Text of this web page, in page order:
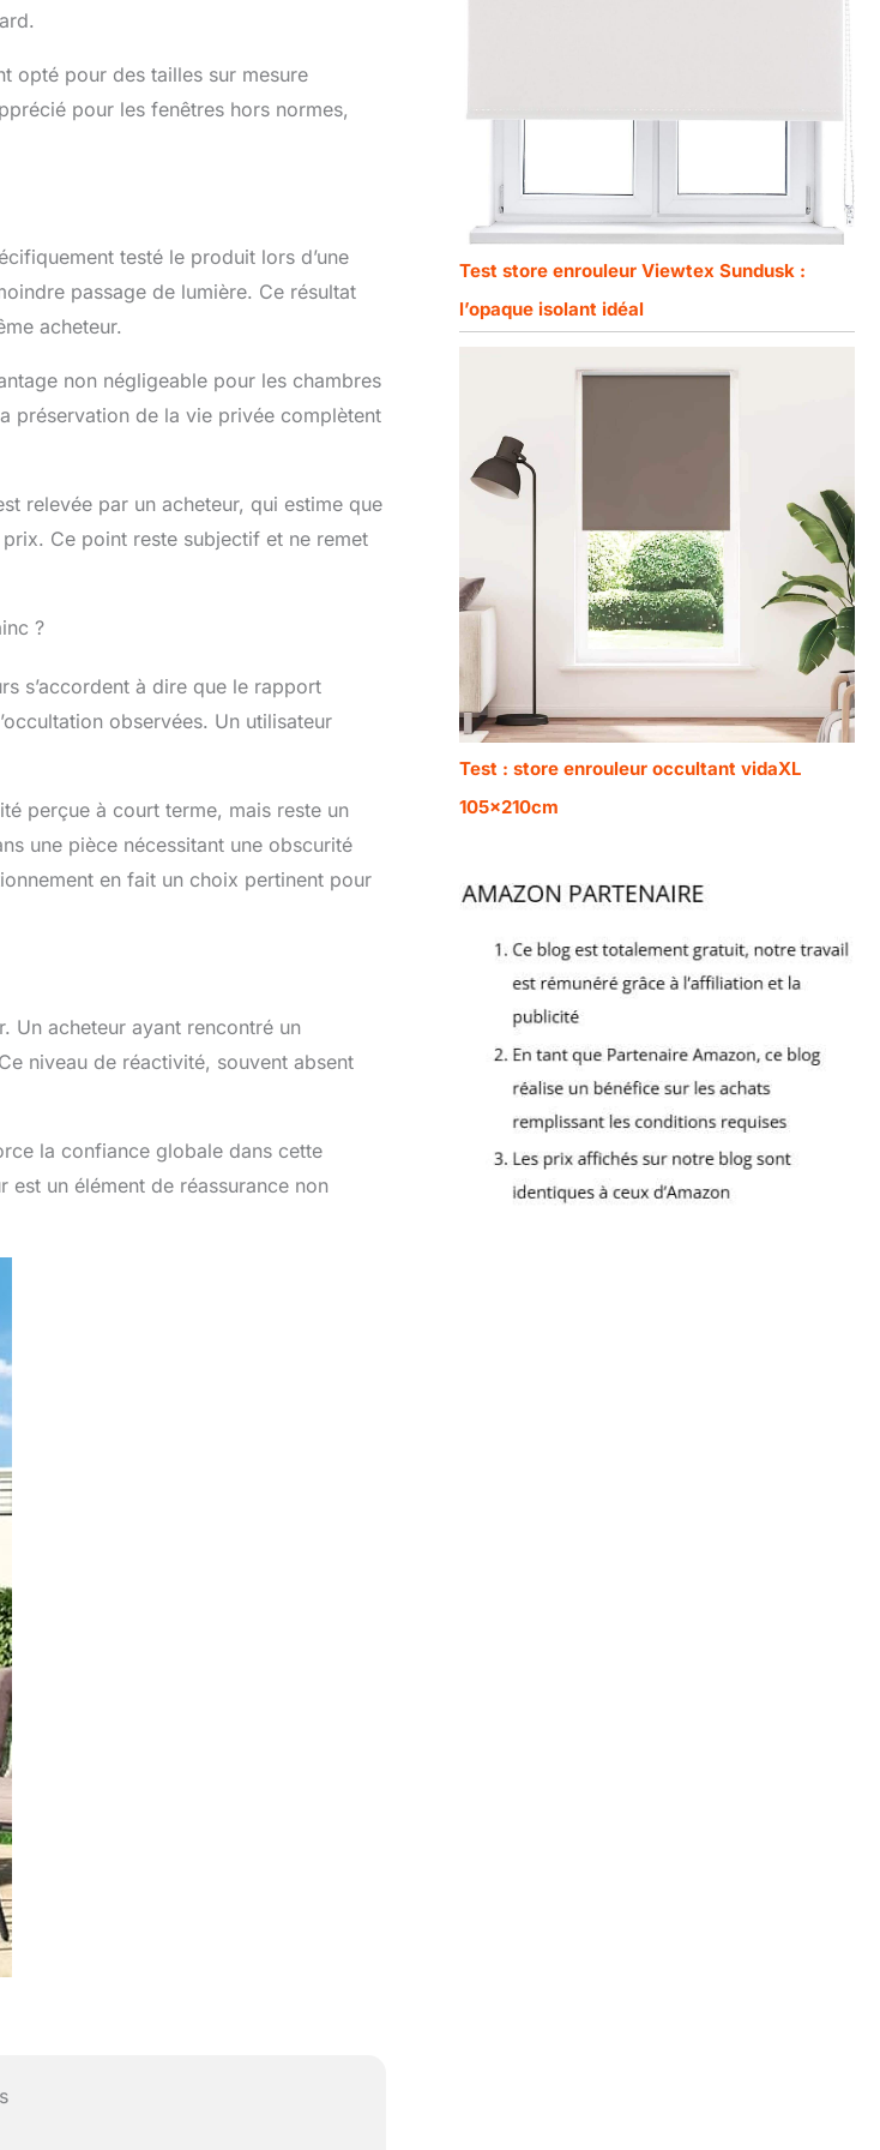
et garantissons une
Outils sont conçus pour une
de la fenêtre - 0,5 cm.
opté pour des tailles sur mesure
pour les fenêtres hors normes,
testé le produit lors d’une
passage de lumière. Ce résultat
acheteur.
non négligeable pour les chambres
préservation de la vie privée complètent
relevée par un acheteur, qui estime que
Ce point reste subjectif et ne remet
?
s’accordent à dire que le rapport
observées. Un utilisateur
perçue à court terme, mais reste un
une pièce nécessitant une obscurité
en fait un choix pertinent pour
Un acheteur ayant rencontré un
niveau de réactivité, souvent absent
la confiance globale dans cette
un élément de réassurance non
Test store enrouleur Viewtex Sundusk :
l’opaque isolant idéal
Test : store enrouleur occultant vidaXL
105x210cm